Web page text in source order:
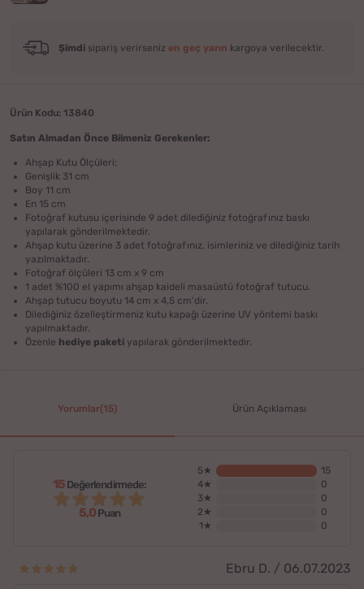
Şimdi sipariş verirseniz en geç yarın kargoya verilecektir.
Ürün Kodu: 13840
Satın Almadan Önce Bilmeniz Gerekenler:
Ahşap Kutu Ölçüleri;
Genişlik 31 cm
Boy 11 cm
En 15 cm
Fotoğraf kutusu içerisinde 9 adet dilediğiniz fotoğrafınız baskı
yapılarak gönderilmektedir.
Ahşap kutu üzerine 3 adet fotoğrafınız, isimleriniz ve dilediğiniz tarih
yazılmaktadır.
Fotoğraf ölçüleri 13 cm x 9 cm
1 adet %100 el yapımı ahşap kaideli masaüstü fotoğraf tutucu.
Ahşap tutucu boyutu 14 cm x 4,5 cm'dir.
Dilediğiniz özelleştirmeniz kutu kapağı üzerine UV yöntemi baskı
yapılmaktadır.
Özenle hediye paketi yapılarak gönderilmektedir.
Yorumlar(15) Ürün Açıklaması
15Değerlendirmede:
5,0Puan
5★
15
4★
0
3★
0
2★
0
1★
0
Ebru D. / 06.07.2023